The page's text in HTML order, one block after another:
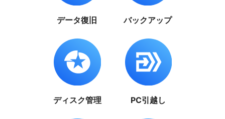
データ復旧 バックアップ
ディスク管理 PC引越し